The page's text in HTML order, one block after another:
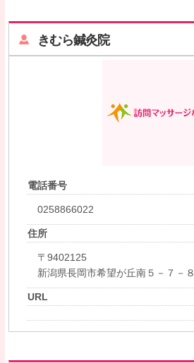
きむら鍼灸院
電話番号
0258866022
住所
〒9402125
新潟県長岡市希望が丘南５－７－８
URL